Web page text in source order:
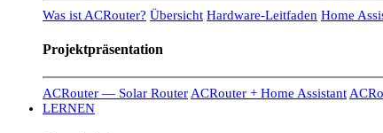
Was ist ACRouter? Übersicht Hardware-Leitfaden Home
Projektpräsentation
ACRouter — Solar Router ACRouter + Home Assistant
LERNEN